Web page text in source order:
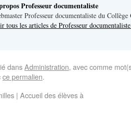
Professeur documentaliste
Professeur documentaliste du Collège
tous les articles de Professeur
dansAdministration, avec comme
ce permalien.
| Accueil des élèves à